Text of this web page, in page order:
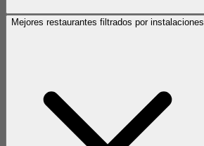
Mejores restaurantes filtrados por instalaciones